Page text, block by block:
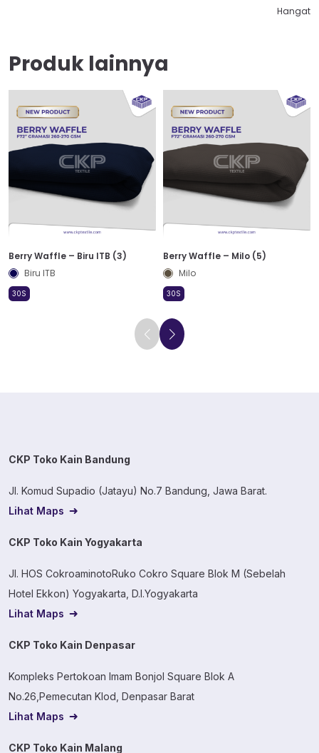
Hangat
Produk lainnya
Berry Waffle – Biru ITB (3)
Biru ITB
30S
Berry Waffle – Milo (5)
Milo
30S
CKP Toko Kain Bandung
Jl. Komud Supadio (Jatayu) No.7 Bandung, Jawa Barat.
Lihat Maps
CKP Toko Kain Yogyakarta
Jl. HOS CokroaminotoRuko Cokro Square Blok M (Sebelah
Hotel Ekkon) Yogyakarta, D.I.Yogyakarta
Lihat Maps
CKP Toko Kain Denpasar
Kompleks Pertokoan Imam Bonjol Square Blok A
No.26,Pemecutan Klod, Denpasar Barat
Lihat Maps
CKP Toko Kain Malang